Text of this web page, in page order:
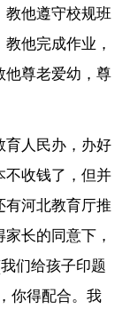
教他遵守校规班
他完成作业，
他尊老爱幼，尊
育人民办，办好
不收钱了，但并
有河北教育厅推
长的同意下，
们给孩子印题
你得配合。我